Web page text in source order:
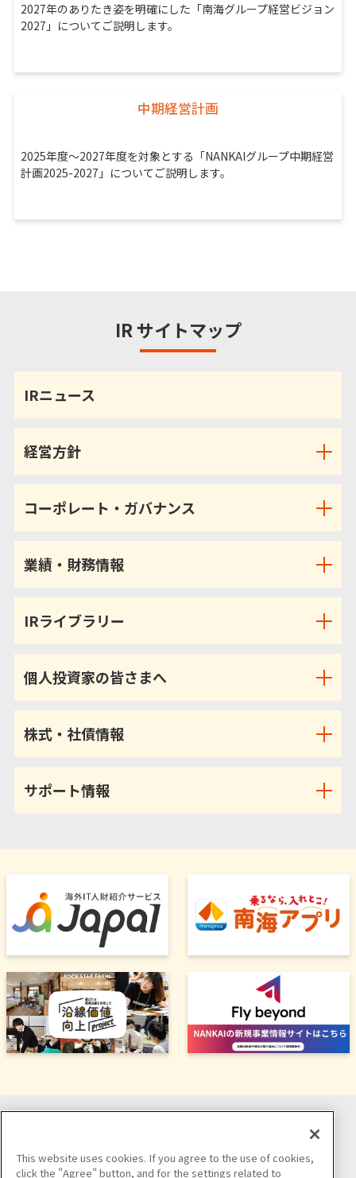
2027年のありたき姿を明確にした「南海グループ経営ビジョン
2027」についてご説明します。
中期経営計画
2025年度～2027年度を対象とする「NANKAIグループ中期経営
計画2025-2027」についてご説明します。
IR サイトマップ
IRニュース
経営方針
コーポレート・ガバナンス
業績・財務情報
IRライブラリー
個人投資家の皆さまへ
株式・社債情報
サポート情報
This website uses cookies. If you agree to the use of cookies,
click the "Agree" button, and for the settings related to